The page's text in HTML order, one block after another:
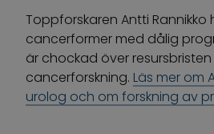
Toppforskaren Antti Rannikko
cancerformer med dålig
är chockad över
cancerforskning. Läs mer om
urolog och om forskning av